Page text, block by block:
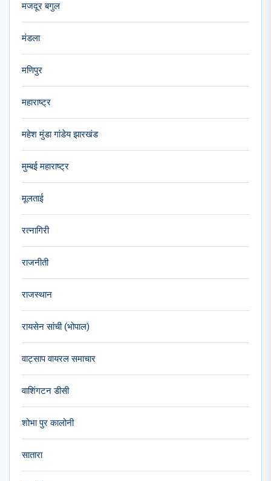
मजदूर बगुल
मंडला
मणिपुर
महाराष्ट्र
महेश मुंडा गांडेय झारखंड
मुम्बई महाराष्ट्र
मूलताई
रत्नागिरी
राजनीती
राजस्थान
रायसेन सांची (भोपाल)
वाट्साप वायरल समाचार
वाशिंगटन डीसी
शोभा पुर कालोनी
सातारा